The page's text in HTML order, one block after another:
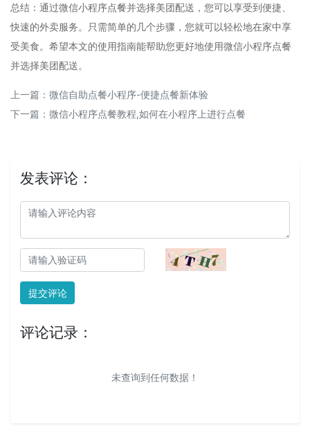
总结：通过微信小程序点餐并选择美团配送，您可以享受到便捷、
快速的外卖服务。只需简单的几个步骤，您就可以轻松地在家中享
受美食。希望本文的使用指南能帮助您更好地使用微信小程序点餐
并选择美团配送。
上一篇： 微信自助点餐小程序-便捷点餐新体验
下一篇： 微信小程序点餐教程,如何在小程序上进行点餐
发表评论：
提交评论
评论记录：
未查询到任何数据！